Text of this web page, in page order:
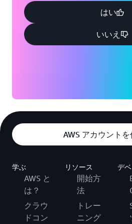
はい
いいえ
AWS アカウント
学ぶ
AWS と
は？
クラウ
ドコン
リソース
開始方
法
トレー
ニング
デ